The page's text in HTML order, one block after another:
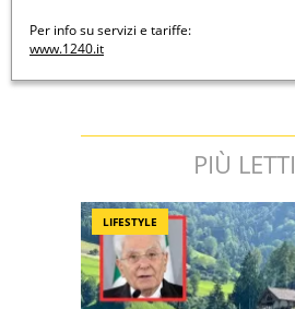
Per info su servizi e tariffe:
www.1240.it
PIÙ LETTI
LIFESTYLE